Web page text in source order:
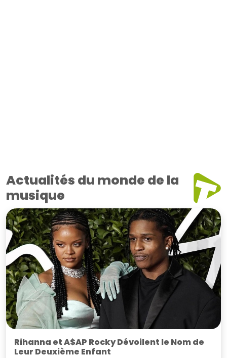
Actualités du monde de la
musique
Rihanna et A$AP Rocky Dévoilent le Nom de
Leur Deuxième Enfant